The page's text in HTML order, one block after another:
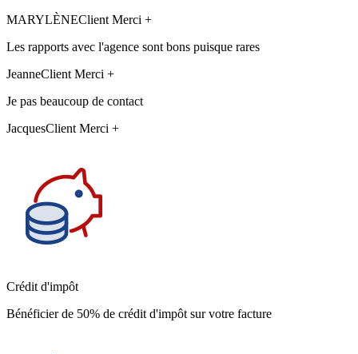
MARYLÈNEClient Merci +
Les rapports avec l'agence sont bons puisque rares
JeanneClient Merci +
Je pas beaucoup de contact
JacquesClient Merci +
Crédit d'impôt
Bénéficier de 50% de crédit d'impôt sur votre facture